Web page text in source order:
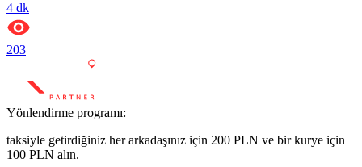
4 dk
203
Yönlendirme programı:
taksiyle getirdiğiniz her arkadaşınız için 200 PLN ve bir kurye için
100 PLN alın.